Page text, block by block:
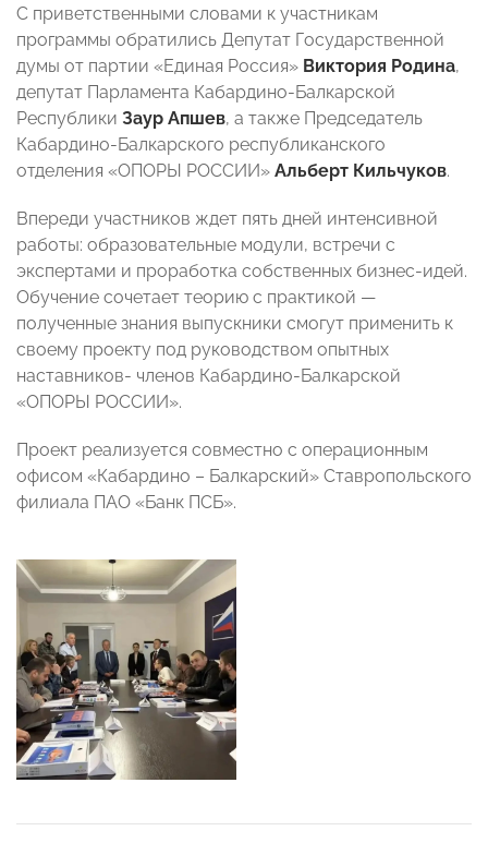
С приветственными словами к участникам
программы обратились Депутат Государственной
думы от партии «Единая Россия» Виктория Родина,
депутат Парламента Кабардино-Балкарской
Республики Заур Апшев, а также Председатель
Кабардино-Балкарского республиканского
отделения «ОПОРЫ РОССИИ» Альберт Кильчуков.
Впереди участников ждет пять дней интенсивной
работы: образовательные модули, встречи с
экспертами и проработка собственных бизнес-идей.
Обучение сочетает теорию с практикой —
полученные знания выпускники смогут применить к
своему проекту под руководством опытных
наставников- членов Кабардино-Балкарской
«ОПОРЫ РОССИИ».
Проект реализуется совместно с операционным
офисом «Кабардино – Балкарский» Ставропольского
филиала ПАО «Банк ПСБ».